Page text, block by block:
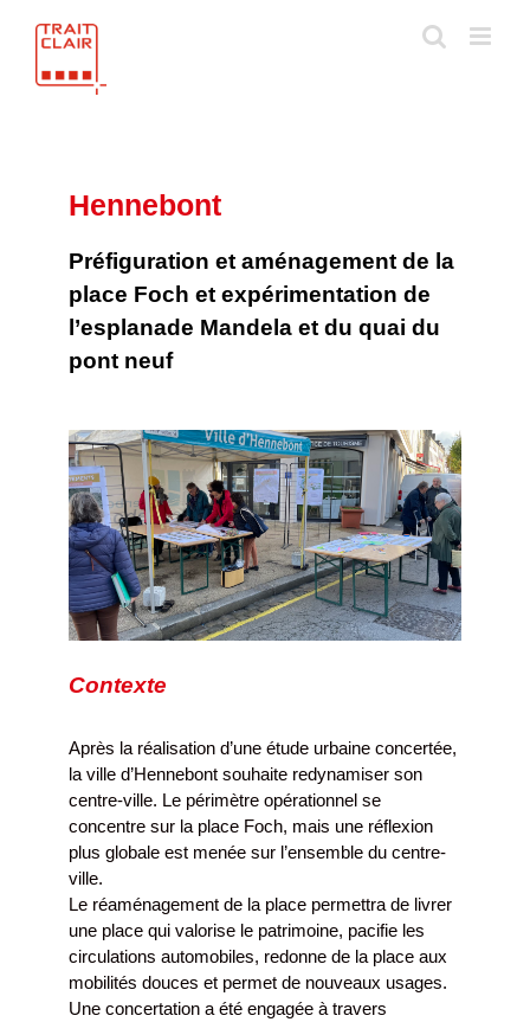
Hennebont
Préfiguration et aménagement de la
place Foch et expérimentation de
l’esplanade Mandela et du quai du
pont neuf
Contexte
Après la réalisation d’une étude urbaine concertée,
la ville d’Hennebont souhaite redynamiser son
centre-ville. Le périmètre opérationnel se
concentre sur la place Foch, mais une réflexion
plus globale est menée sur l’ensemble du centre-
ville.
Le réaménagement de la place permettra de livrer
une place qui valorise le patrimoine, pacifie les
circulations automobiles, redonne de la place aux
mobilités douces et permet de nouveaux usages.
Une concertation a été engagée à travers